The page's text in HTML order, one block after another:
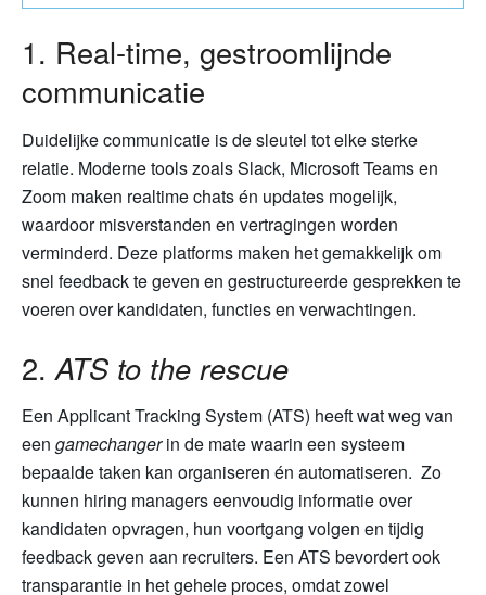
1. Real-time, gestroomlijnde
communicatie
Duidelijke communicatie is de sleutel tot elke sterke
relatie. Moderne tools zoals Slack, Microsoft Teams en
Zoom maken realtime chats én updates mogelijk,
waardoor misverstanden en vertragingen worden
verminderd. Deze platforms maken het gemakkelijk om
snel feedback te geven en gestructureerde gesprekken te
voeren over kandidaten, functies en verwachtingen.
2. ATS to the rescue
Een Applicant Tracking System (ATS) heeft wat weg van
een gamechangerin de mate waarin een systeem
bepaalde taken kan organiseren én automatiseren. Zo
kunnen hiring managers eenvoudig informatie over
kandidaten opvragen, hun voortgang volgen en tijdig
feedback geven aan recruiters. Een ATS bevordert ook
transparantie in het gehele proces, omdat zowel